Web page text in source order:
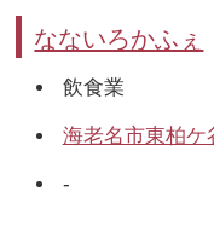
なないろかふぇ
飲食業
海老名市東柏ケ
-